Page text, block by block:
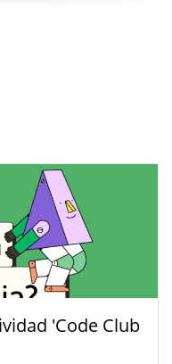
'Code Club